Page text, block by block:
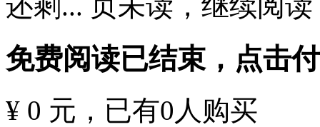
免费阅读已结束，点击
¥ 0 元 ，已有0 人购买